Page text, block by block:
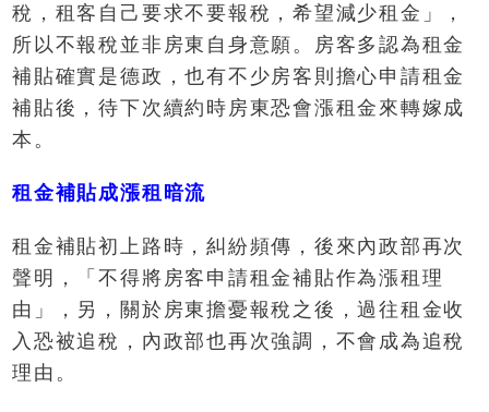
稅，租客自己要求不要報稅，希望減少租金」，
所以不報稅並非房東自身意願。房客多認為租金
補貼確實是德政，也有不少房客則擔心申請租金
補貼後，待下次續約時房東恐會漲租金來轉嫁成
本。
租金補貼成漲租暗流
租金補貼初上路時，糾紛頻傳，後來內政部再次
聲明，「不得將房客申請租金補貼作為漲租理
由」，另，關於房東擔憂報稅之後，過往租金收
入恐被追稅，內政部也再次強調，不會成為追稅
理由。